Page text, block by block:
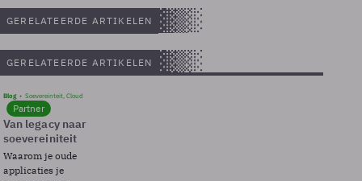
GERELATEERDE ARTIKELEN
GERELATEERDE ARTIKELEN
Blog Soevereinteit, Cloud
Partner
Van legacy naar
soevereiniteit
Waarom je oude
applicaties je